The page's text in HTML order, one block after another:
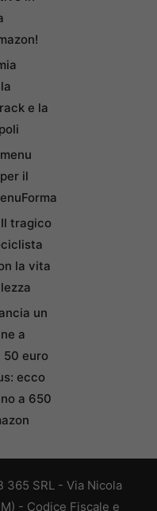
e la
il
tragico
la vita
un
a
50 euro
ecco
a 650
365 SRL - Via Nicola
- Codice Fiscale e